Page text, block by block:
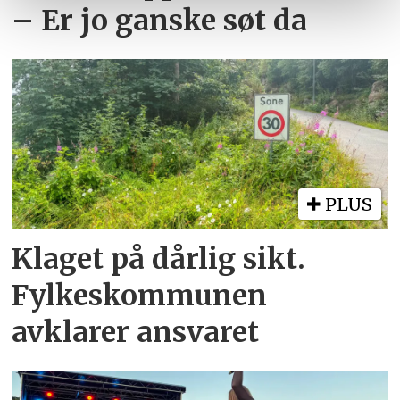
– Er jo ganske søt da
PLUS
Klaget på dårlig sikt.
Fylkeskommunen
avklarer ansvaret